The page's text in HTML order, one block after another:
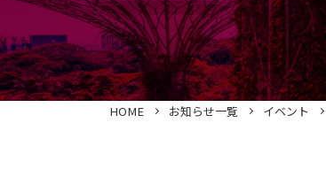
HOME お知らせ一覧 イベント